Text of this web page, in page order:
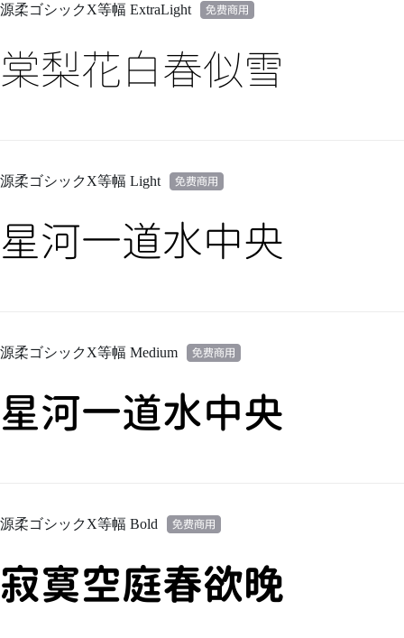
源柔ゴシックX等幅 ExtraLight
棠梨花白春似雪
源柔ゴシックX等幅 Light
星河一道水中央
源柔ゴシックX等幅 Medium
星河一道水中央
源柔ゴシックX等幅 Bold
寂寞空庭春欲晚